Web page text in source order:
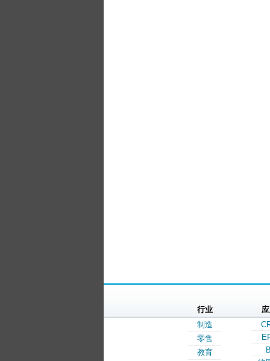
行业
制造
零售
教育
BI